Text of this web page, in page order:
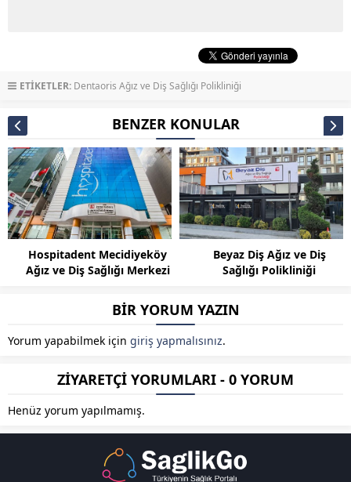
ETİKETLER: Dentaoris Ağız ve Diş Sağlığı Polikliniği
BENZER KONULAR
Hospitadent Mecidiyeköy
Ağız ve Diş Sağlığı Merkezi
Beyaz Diş Ağız ve Diş
Sağlığı Polikliniği
BİR YORUM YAZIN
Yorum yapabilmek için giriş yapmalısınız.
ZİYARETÇİ YORUMLARI - 0 YORUM
Henüz yorum yapılmamış.